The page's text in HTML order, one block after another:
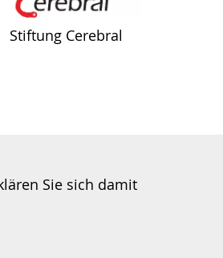
Stiftung Cerebral
Sie sich damit